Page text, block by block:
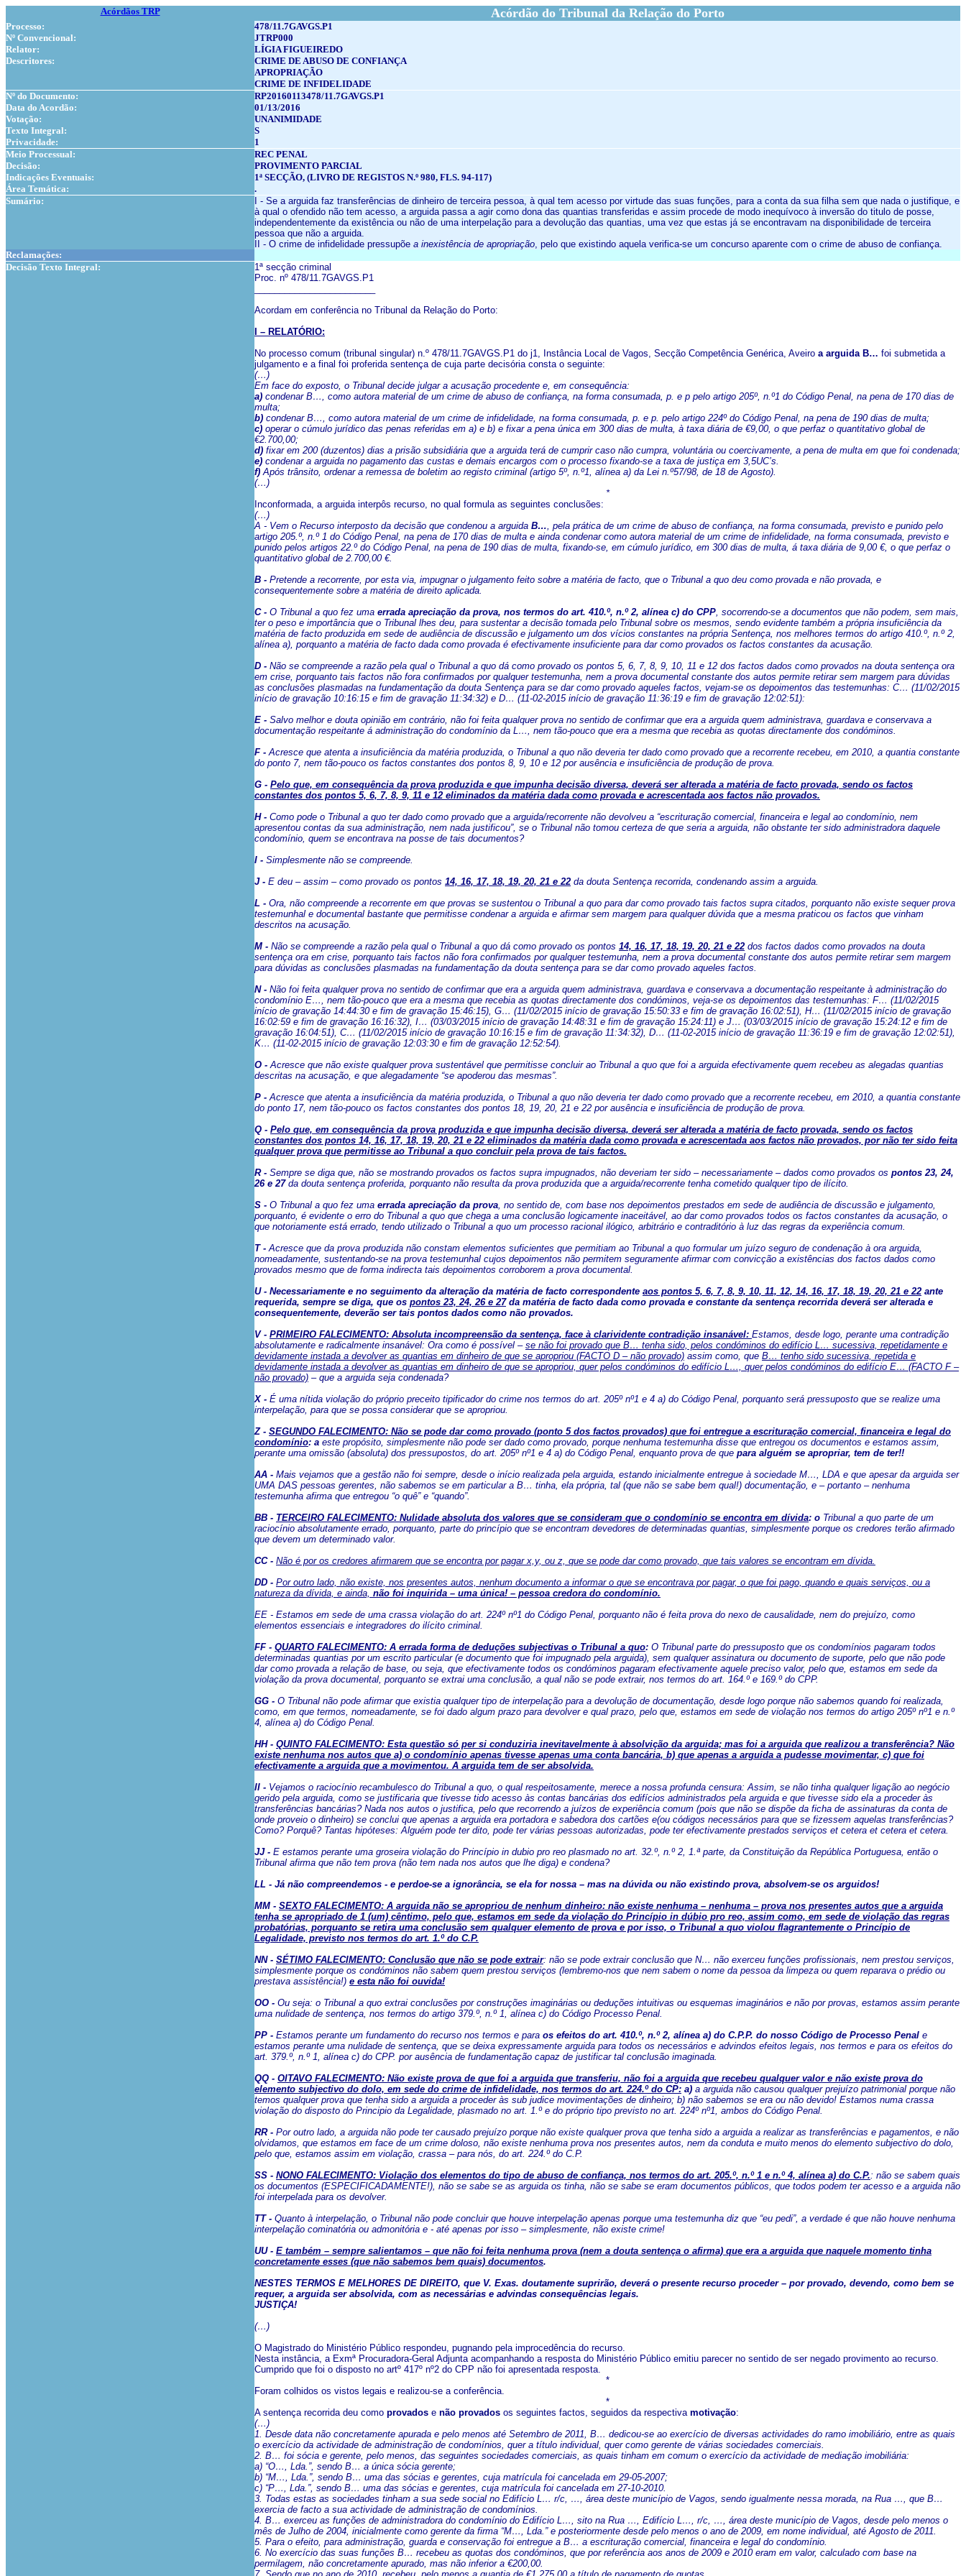
Acórdãos TRP Acórdão do Tribunal da Relação do Porto
Processo:
478/11.7GAVGS.P1
Nº Convencional:
JTRP000
Relator:
LÍGIA FIGUEIREDO
Descritores:
CRIME DE ABUSO DE CONFIANÇA
APROPRIAÇÃO
CRIME DE INFIDELIDADE
Nº do Documento:
RP20160113478/11.7GAVGS.P1
Data do Acordão:
01/13/2016
Votação:
UNANIMIDADE
Texto Integral:
S
Privacidade:
1
Meio Processual:
REC PENAL
Decisão:
PROVIMENTO PARCIAL
Indicações Eventuais:
1ª SECÇÃO, (LIVRO DE REGISTOS N.º 980, FLS. 94-117)
Área Temática:
.
Sumário:
I - Se a arguida faz transferências de dinheiro de terceira pessoa, à qual tem acesso por virtude das suas funções, para a conta da sua filha sem que nada o justifique, e
à qual o ofendido não tem acesso, a arguida passa a agir como dona das quantias transferidas e assim procede de modo inequívoco à inversão do titulo de posse,
independentemente da existência ou não de uma interpelação para a devolução das quantias, uma vez que estas já se encontravam na disponibilidade de terceira
pessoa que não a arguida.
II - O crime de infidelidade pressupõe a inexistência de apropriação, pelo que existindo aquela verifica-se um concurso aparente com o crime de abuso de confiança.
Reclamações:
Decisão Texto Integral:
1ª secção criminal
Proc. nº 478/11.7GAVGS.P1
Acordam em conferência no Tribunal da Relação do Porto:
I – RELATÓRIO:
No processo comum (tribunal singular) n.º 478/11.7GAVGS.P1 do j1, Instância Local de Vagos, Secção Competência Genérica, Aveiro a arguida B… foi submetida a
julgamento e a final foi proferida sentença de cuja parte decisória consta o seguinte:
(…)
Em face do exposto, o Tribunal decide julgar a acusação procedente e, em consequência:
a) condenar B…, como autora material de um crime de abuso de confiança, na forma consumada, p. e p pelo artigo 205º, n.º1 do Código Penal, na pena de 170 dias de
multa;
b) condenar B…, como autora material de um crime de infidelidade, na forma consumada, p. e p. pelo artigo 224º do Código Penal, na pena de 190 dias de multa;
c) operar o cúmulo jurídico das penas referidas em a) e b) e fixar a pena única em 300 dias de multa, à taxa diária de €9,00, o que perfaz o quantitativo global de
€2.700,00;
d) fixar em 200 (duzentos) dias a prisão subsidiária que a arguida terá de cumprir caso não cumpra, voluntária ou coercivamente, a pena de multa em que foi condenada;
e) condenar a arguida no pagamento das custas e demais encargos com o processo fixando-se a taxa de justiça em 3,5UC’s.
f) Após trânsito, ordenar a remessa de boletim ao registo criminal (artigo 5º, n.º1, alínea a) da Lei n.º57/98, de 18 de Agosto).
(…)
*
Inconformada, a arguida interpôs recurso, no qual formula as seguintes conclusões:
(…)
A - Vem o Recurso interposto da decisão que condenou a arguida B…, pela prática de um crime de abuso de confiança, na forma consumada, previsto e punido pelo
artigo 205.º, n.º 1 do Código Penal, na pena de 170 dias de multa e ainda condenar como autora material de um crime de infidelidade, na forma consumada, previsto e
punido pelos artigos 22.º do Código Penal, na pena de 190 dias de multa, fixando-se, em cúmulo jurídico, em 300 dias de multa, á taxa diária de 9,00 €, o que perfaz o
quantitativo global de 2.700,00 €.
B - Pretende a recorrente, por esta via, impugnar o julgamento feito sobre a matéria de facto, que o Tribunal a quo deu como provada e não provada, e
consequentemente sobre a matéria de direito aplicada.
C - O Tribunal a quo fez uma errada apreciação da prova, nos termos do art. 410.º, n.º 2, alínea c) do CPP, socorrendo-se a documentos que não podem, sem mais,
ter o peso e importância que o Tribunal lhes deu, para sustentar a decisão tomada pelo Tribunal sobre os mesmos, sendo evidente também a própria insuficiência da
matéria de facto produzida em sede de audiência de discussão e julgamento um dos vícios constantes na própria Sentença, nos melhores termos do artigo 410.º, n.º 2,
alínea a), porquanto a matéria de facto dada como provada é efectivamente insuficiente para dar como provados os factos constantes da acusação.
D - Não se compreende a razão pela qual o Tribunal a quo dá como provado os pontos 5, 6, 7, 8, 9, 10, 11 e 12 dos factos dados como provados na douta sentença ora
em crise, porquanto tais factos não fora confirmados por qualquer testemunha, nem a prova documental constante dos autos permite retirar sem margem para dúvidas
as conclusões plasmadas na fundamentação da douta Sentença para se dar como provado aqueles factos, vejam-se os depoimentos das testemunhas: C… (11/02/2015
início de gravação 10:16:15 e fim de gravação 11:34:32) e D… (11-02-2015 início de gravação 11:36:19 e fim de gravação 12:02:51):
E - Salvo melhor e douta opinião em contrário, não foi feita qualquer prova no sentido de confirmar que era a arguida quem administrava, guardava e conservava a
documentação respeitante á administração do condomínio da L…, nem tão-pouco que era a mesma que recebia as quotas directamente dos condóminos.
F -Acresce que atenta a insuficiência da matéria produzida, o Tribunal a quo não deveria ter dado como provado que a recorrente recebeu, em 2010, a quantia constante
do ponto 7, nem tão-pouco os factos constantes dos pontos 8, 9, 10 e 12 por ausência e insuficiência de produção de prova.
G - Pelo que, em consequência da prova produzida e que impunha decisão diversa, deverá ser alterada a matéria de facto provada, sendo os factos
constantes dos pontos 5, 6, 7, 8, 9, 11 e 12 eliminados da matéria dada como provada e acrescentada aos factos não provados.
H - Como pode o Tribunal a quo ter dado como provado que a arguida/recorrente não devolveu a “escrituração comercial, financeira e legal ao condomínio, nem
apresentou contas da sua administração, nem nada justificou”, se o Tribunal não tomou certeza de que seria a arguida, não obstante ter sido administradora daquele
condomínio, quem se encontrava na posse de tais documentos?
I - Simplesmente não se compreende.
J - E deu – assim – como provado os pontos 14, 16, 17, 18, 19, 20, 21 e 22 da douta Sentença recorrida, condenando assim a arguida.
L - Ora, não compreende a recorrente em que provas se sustentou o Tribunal a quo para dar como provado tais factos supra citados, porquanto não existe sequer prova
testemunhal e documental bastante que permitisse condenar a arguida e afirmar sem margem para qualquer dúvida que a mesma praticou os factos que vinham
descritos na acusação.
M - Não se compreende a razão pela qual o Tribunal a quo dá como provado os pontos 14, 16, 17, 18, 19, 20, 21 e 22 dos factos dados como provados na douta
sentença ora em crise, porquanto tais factos não fora confirmados por qualquer testemunha, nem a prova documental constante dos autos permite retirar sem margem
para dúvidas as conclusões plasmadas na fundamentação da douta sentença para se dar como provado aqueles factos.
N - Não foi feita qualquer prova no sentido de confirmar que era a arguida quem administrava, guardava e conservava a documentação respeitante à administração do
condomínio E…, nem tão-pouco que era a mesma que recebia as quotas directamente dos condóminos, veja-se os depoimentos das testemunhas: F… (11/02/2015
início de gravação 14:44:30 e fim de gravação 15:46:15), G… (11/02/2015 início de gravação 15:50:33 e fim de gravação 16:02:51), H… (11/02/2015 início de gravação
16:02:59 e fim de gravação 16:16:32), I… (03/03/2015 início de gravação 14:48:31 e fim de gravação 15:24:11) e J… (03/03/2015 início de gravação 15:24:12 e fim de
gravação 16:04:51), C… (11/02/2015 início de gravação 10:16:15 e fim de gravação 11:34:32), D… (11-02-2015 início de gravação 11:36:19 e fim de gravação 12:02:51),
K… (11-02-2015 início de gravação 12:03:30 e fim de gravação 12:52:54).
O -Acresce que não existe qualquer prova sustentável que permitisse concluir ao Tribunal a quo que foi a arguida efectivamente quem recebeu as alegadas quantias
descritas na acusação, e que alegadamente “se apoderou das mesmas”.
P -Acresce que atenta a insuficiência da matéria produzida, o Tribunal a quo não deveria ter dado como provado que a recorrente recebeu, em 2010, a quantia constante
do ponto 17, nem tão-pouco os factos constantes dos pontos 18, 19, 20, 21 e 22 por ausência e insuficiência de produção de prova.
Q - Pelo que, em consequência da prova produzida e que impunha decisão diversa, deverá ser alterada a matéria de facto provada, sendo os factos
constantes dos pontos 14, 16, 17, 18, 19, 20, 21 e 22 eliminados da matéria dada como provada e acrescentada aos factos não provados, por não ter sido feita
qualquer prova que permitisse ao Tribunal a quo concluir pela prova de tais factos.
R - Sempre se diga que, não se mostrando provados os factos supra impugnados, não deveriam ter sido – necessariamente – dados como provados os pontos 23, 24,
26 e 27 da douta sentença proferida, porquanto não resulta da prova produzida que a arguida/recorrente tenha cometido qualquer tipo de ilícito.
S - O Tribunal a quo fez uma errada apreciação da prova, no sentido de, com base nos depoimentos prestados em sede de audiência de discussão e julgamento,
porquanto, é evidente o erro do Tribunal a quo que chega a uma conclusão logicamente inaceitável, ao dar como provados todos os factos constantes da acusação, o
que notoriamente está errado, tendo utilizado o Tribunal a quo um processo racional ilógico, arbitrário e contraditório à luz das regras da experiência comum.
T -Acresce que da prova produzida não constam elementos suficientes que permitiam ao Tribunal a quo formular um juízo seguro de condenação à ora arguida,
nomeadamente, sustentando-se na prova testemunhal cujos depoimentos não permitem seguramente afirmar com convicção a existências dos factos dados como
provados mesmo que de forma indirecta tais depoimentos corroborem a prova documental.
U - Necessariamente e no seguimento da alteração da matéria de facto correspondente aos pontos 5, 6, 7, 8, 9, 10, 11, 12, 14, 16, 17, 18, 19, 20, 21 e 22 ante
requerida, sempre se diga, que os pontos 23, 24, 26 e 27da matéria de facto dada como provada e constante da sentença recorrida deverá ser alterada e
consequentemente, deverão ser tais pontos dados como não provados.
V - PRIMEIRO FALECIMENTO: Absoluta incompreensão da sentença, face à clarividente contradição insanável: Estamos, desde logo, perante uma contradição
absolutamente e radicalmente insanável: Ora como é possível – se não foi provado que B… tenha sido, pelos condóminos do edifício L… sucessiva, repetidamente e
devidamente instada a devolver as quantias em dinheiro de que se apropriou (FACTO D – não provado) assim como, que B… tenho sido sucessiva, repetida e
devidamente instada a devolver as quantias em dinheiro de que se apropriou, quer pelos condóminos do edifício L…, quer pelos condóminos do edifício E… (FACTO F –
não provado) – que a arguida seja condenada?
X - É uma nítida violação do próprio preceito tipificador do crime nos termos do art. 205º nº1 e 4 a) do Código Penal, porquanto será pressuposto que se realize uma
interpelação, para que se possa considerar que se apropriou.
Z - SEGUNDO FALECIMENTO: Não se pode dar como provado (ponto 5 dos factos provados) que foi entregue a escrituração comercial, financeira e legal do
condomínio: a este propósito, simplesmente não pode ser dado como provado, porque nenhuma testemunha disse que entregou os documentos e estamos assim,
perante uma omissão (absoluta) dos pressupostos, do art. 205º nº1 e 4 a) do Código Penal, enquanto prova de que para alguém se apropriar, tem de ter!!
AA - Mais vejamos que a gestão não foi sempre, desde o início realizada pela arguida, estando inicialmente entregue à sociedade M…, LDA e que apesar da arguida ser
UMA DAS pessoas gerentes, não sabemos se em particular a B… tinha, ela própria, tal (que não se sabe bem qual!) documentação, e – portanto – nenhuma
testemunha afirma que entregou “o quê” e “quando”.
BB - TERCEIRO FALECIMENTO: Nulidade absoluta dos valores que se consideram que o condomínio se encontra em dívida: o Tribunal a quo parte de um
raciocínio absolutamente errado, porquanto, parte do princípio que se encontram devedores de determinadas quantias, simplesmente porque os credores terão afirmado
que devem um determinado valor.
CC - Não é por os credores afirmarem que se encontra por pagar x,y, ou z, que se pode dar como provado, que tais valores se encontram em dívida.
DD - Por outro lado, não existe, nos presentes autos, nenhum documento a informar o que se encontrava por pagar, o que foi pago, quando e quais serviços, ou a
natureza da dívida, e ainda, não foi inquirida – uma única! – pessoa credora do condomínio.
EE - Estamos em sede de uma crassa violação do art. 224º nº1 do Código Penal, porquanto não é feita prova do nexo de causalidade, nem do prejuízo, como
elementos essenciais e integradores do ilícito criminal.
FF - QUARTO FALECIMENTO: A errada forma de deduções subjectivas o Tribunal a quo: O Tribunal parte do pressuposto que os condomínios pagaram todos
determinadas quantias por um escrito particular (e documento que foi impugnado pela arguida), sem qualquer assinatura ou documento de suporte, pelo que não pode
dar como provada a relação de base, ou seja, que efectivamente todos os condóminos pagaram efectivamente aquele preciso valor, pelo que, estamos em sede da
violação da prova documental, porquanto se extrai uma conclusão, a qual não se pode extrair, nos termos do art. 164.º e 169.º do CPP.
GG - O Tribunal não pode afirmar que existia qualquer tipo de interpelação para a devolução de documentação, desde logo porque não sabemos quando foi realizada,
como, em que termos, nomeadamente, se foi dado algum prazo para devolver e qual prazo, pelo que, estamos em sede de violação nos termos do artigo 205º nº1 e n.º
4, alínea a) do Código Penal.
HH - QUINTO FALECIMENTO: Esta questão só per si conduziria inevitavelmente à absolvição da arguida; mas foi a arguida que realizou a transferência? Não
existe nenhuma nos autos que a) o condomínio apenas tivesse apenas uma conta bancária, b) que apenas a arguida a pudesse movimentar, c) que foi
efectivamente a arguida que a movimentou. A arguida tem de ser absolvida.
II - Vejamos o raciocínio recambulesco do Tribunal a quo, o qual respeitosamente, merece a nossa profunda censura: Assim, se não tinha qualquer ligação ao negócio
gerido pela arguida, como se justificaria que tivesse tido acesso às contas bancárias dos edifícios administrados pela arguida e que tivesse sido ela a proceder às
transferências bancárias? Nada nos autos o justifica, pelo que recorrendo a juízos de experiência comum (pois que não se dispõe da ficha de assinaturas da conta de
onde proveio o dinheiro) se conclui que apenas a arguida era portadora e sabedora dos cartões e(ou códigos necessários para que se fizessem aquelas transferências?
Como? Porquê? Tantas hipóteses: Alguém pode ter dito, pode ter várias pessoas autorizadas, pode ter efectivamente prestados serviços et cetera et cetera et cetera.
JJ - E estamos perante uma groseira violação do Princípio in dubio pro reo plasmado no art. 32.º, n.º 2, 1.ª parte, da Constituição da República Portuguesa, então o
Tribunal afirma que não tem prova (não tem nada nos autos que lhe diga) e condena?
LL - Já não compreendemos - e perdoe-se a ignorância, se ela for nossa – mas na dúvida ou não existindo prova, absolvem-se os arguidos!
MM - SEXTO FALECIMENTO: A arguida não se apropriou de nenhum dinheiro: não existe nenhuma – nenhuma – prova nos presentes autos que a arguida
tenha se apropriado de 1 (um) cêntimo, pelo que, estamos em sede da violação do Princípio in dúbio pro reo, assim como, em sede de violação das regras
probatórias, porquanto se retira uma conclusão sem qualquer elemento de prova e por isso, o Tribunal a quo violou flagrantemente o Princípio de
Legalidade, previsto nos termos do art. 1.º do C.P.
NN - SÉTIMO FALECIMENTO: Conclusão que não se pode extrair: não se pode extrair conclusão que N… não exerceu funções profissionais, nem prestou serviços,
simplesmente porque os condóminos não sabem quem prestou serviços (lembremo-nos que nem sabem o nome da pessoa da limpeza ou quem reparava o prédio ou
prestava assistência!) e esta não foi ouvida!
OO - Ou seja: o Tribunal a quo extrai conclusões por construções imaginárias ou deduções intuitivas ou esquemas imaginários e não por provas, estamos assim perante
uma nulidade de sentença, nos termos do artigo 379.º, n.º 1, alínea c) do Código Processo Penal.
PP - Estamos perante um fundamento do recurso nos termos e para os efeitos do art. 410.º, n.º 2, alínea a) do C.P.P. do nosso Código de Processo Penal e
estamos perante uma nulidade de sentença, que se deixa expressamente arguida para todos os necessários e advindos efeitos legais, nos termos e para os efeitos do
art. 379.º, n.º 1, alínea c) do CPP. por ausência de fundamentação capaz de justificar tal conclusão imaginada.
QQ - OITAVO FALECIMENTO: Não existe prova de que foi a arguida que transferiu, não foi a arguida que recebeu qualquer valor e não existe prova do
elemento subjectivo do dolo, em sede do crime de infidelidade, nos termos do art. 224.º do CP: a) a arguida não causou qualquer prejuízo patrimonial porque não
temos qualquer prova que tenha sido a arguida a proceder às sub judice movimentações de dinheiro; b) não sabemos se era ou não devido! Estamos numa crassa
violação do disposto do Principio da Legalidade, plasmado no art. 1.º e do próprio tipo previsto no art. 224º nº1, ambos do Código Penal.
RR - Por outro lado, a arguida não pode ter causado prejuízo porque não existe qualquer prova que tenha sido a arguida a realizar as transferências e pagamentos, e não
olvidamos, que estamos em face de um crime doloso, não existe nenhuma prova nos presentes autos, nem da conduta e muito menos do elemento subjectivo do dolo,
pelo que, estamos assim em violação, crassa – para nós, do art. 224.º do C.P.
SS - NONO FALECIMENTO: Violação dos elementos do tipo de abuso de confiança, nos termos do art. 205.º, n.º 1 e n.º 4, alínea a) do C.P.: não se sabem quais
os documentos (ESPECIFICADAMENTE!), não se sabe se as arguida os tinha, não se sabe se eram documentos públicos, que todos podem ter acesso e a arguida não
foi interpelada para os devolver.
TT - Quanto à interpelação, o Tribunal não pode concluir que houve interpelação apenas porque uma testemunha diz que “eu pedi”, a verdade é que não houve nenhuma
interpelação cominatória ou admonitória e - até apenas por isso – simplesmente, não existe crime!
UU - E também – sempre salientamos – que não foi feita nenhuma prova (nem a douta sentença o afirma) que era a arguida que naquele momento tinha
concretamente esses (que não sabemos bem quais) documentos.
NESTES TERMOS E MELHORES DE DIREITO, que V. Exas. doutamente suprirão, deverá o presente recurso proceder – por provado, devendo, como bem se
requer, a arguida ser absolvida, com as necessárias e advindas consequências legais.
JUSTIÇA!
(…)
O Magistrado do Ministério Público respondeu, pugnando pela improcedência do recurso.
Nesta instância, a Exmª Procuradora-Geral Adjunta acompanhando a resposta do Ministério Público emitiu parecer no sentido de ser negado provimento ao recurso.
Cumprido que foi o disposto no artº 417º nº2 do CPP não foi apresentada resposta.
*
Foram colhidos os vistos legais e realizou-se a conferência.
*
A sentença recorrida deu como provados e não provados os seguintes factos, seguidos da respectiva motivação:
(…)
1. Desde data não concretamente apurada e pelo menos até Setembro de 2011, B… dedicou-se ao exercício de diversas actividades do ramo imobiliário, entre as quais
o exercício da actividade de administração de condomínios, quer a título individual, quer como gerente de várias sociedades comerciais.
2. B… foi sócia e gerente, pelo menos, das seguintes sociedades comerciais, as quais tinham em comum o exercício da actividade de mediação imobiliária:
a) “O…, Lda.”, sendo B… a única sócia gerente;
b) “M…, Lda.”, sendo B… uma das sócias e gerentes, cuja matrícula foi cancelada em 29-05-2007;
c) “P…, Lda.”, sendo B… uma das sócias e gerentes, cuja matrícula foi cancelada em 27-10-2010.
3. Todas estas as sociedades tinham a sua sede social no Edifício L… r/c, …, área deste município de Vagos, sendo igualmente nessa morada, na Rua …, que B…
exercia de facto a sua actividade de administração de condomínios.
4. B… exerceu as funções de administradora do condomínio do Edifício L…, sito na Rua …, Edifício L…, r/c, …, área deste município de Vagos, desde pelo menos o
mês de Julho de 2004, inicialmente como gerente da firma “M…, Lda.” e posteriormente desde pelo menos o ano de 2009, em nome individual, até Agosto de 2011.
5. Para o efeito, para administração, guarda e conservação foi entregue a B… a escrituração comercial, financeira e legal do condomínio.
6. No exercício das suas funções B… recebeu as quotas dos condóminos, que por referência aos anos de 2009 e 2010 eram em valor, calculado com base na
permilagem, não concretamente apurado, mas não inferior a €200,00.